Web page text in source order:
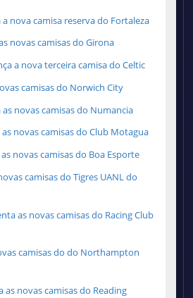
a nova camisa reserva do Fortaleza
novas camisas do Girona
a nova terceira camisa do Celtic
camisas do Norwich City
as novas camisas do Numancia
novas camisas do Club Motagua
novas camisas do Boa Esporte
camisas do Tigres UANL do
as novas camisas do Racing Club
camisas do do Northampton
as novas camisas do Reading